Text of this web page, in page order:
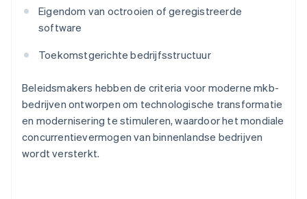
Eigendom van octrooien of geregistreerde
software
Toekomstgerichte bedrijfsstructuur
Beleidsmakers hebben de criteria voor moderne mkb-
bedrijven ontworpen om technologische transformatie
en modernisering te stimuleren, waardoor het mondiale
concurrentievermogen van binnenlandse bedrijven
wordt versterkt.